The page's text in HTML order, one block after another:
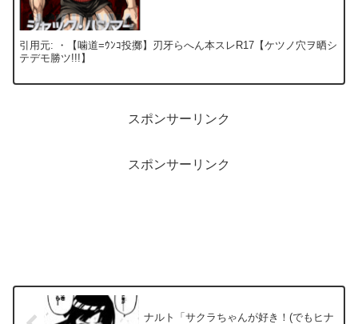
引用元: ・【噛道=ｳﾝｺ投擲】刃牙らへん本スレR17【ケツノ穴ヲ晒シ
テデモ勝ツ!!!】
スポンサーリンク
スポンサーリンク
ナルト「サクラちゃんが好き！(でもヒナ